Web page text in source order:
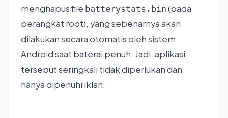
menghapus file batterystats.bin (pada
perangkat root), yang sebenarnya akan
dilakukan secara otomatis oleh sistem
Android saat baterai penuh. Jadi, aplikasi
tersebut seringkali tidak diperlukan dan
hanya dipenuhi iklan.